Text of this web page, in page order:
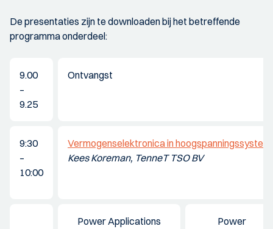
De presentaties zijn te downloaden bij het betreffende
programma onderdeel:
9.00
–
9.25
Ontvangst
9:30
–
10:00
Vermogenselektronica in
Kees Koreman, TenneT TSO BV
Power Applications
Power